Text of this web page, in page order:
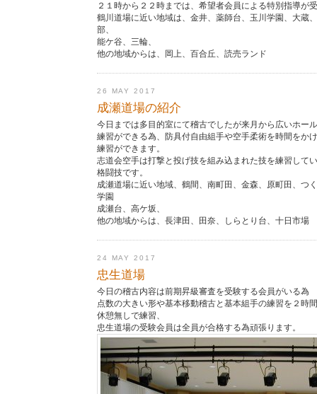
２１時から２２時までは、希望者会員による特別指導が
鶴川道場に近い地域は、金井、薬師台、玉川学園、大蔵
部、
能ケ谷、三輪、
他の地域からは、岡上、百合丘、読売ランド
26 MAY 2017
成瀬道場の紹介
今日までは多目的室にて稽古でしたが来月から広いホー
練習ができる為、防具付自由組手や空手柔術を時間をか
練習ができます。
志道会空手は打撃と投げ技を組み込まれた技を練習して
格闘技です。
成瀬道場に近い地域、鶴間、南町田、金森、原町田、つ
学園
成瀬台、高ケ坂、
他の地域からは、長津田、田奈、しらとり台、十日市場
24 MAY 2017
忠生道場
今日の稽古内容は前期昇級審査を受験する会員がいる為
点数の大きい形や基本移動稽古と基本組手の練習を２時間
休憩無しで練習、
忠生道場の受験会員は全員が合格する為頑張ります。